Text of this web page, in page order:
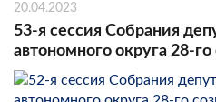
20.04.2023
53-я сессия Собрания
автономного округа 28-го